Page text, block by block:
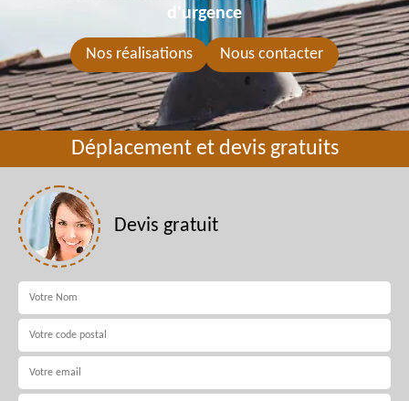
d'urgence
Nos réalisations Nous contacter
Déplacement et devis gratuits
Devis gratuit